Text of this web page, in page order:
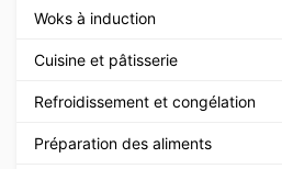
Woks à induction
Cuisine et pâtisserie
Refroidissement et congélation
Préparation des aliments